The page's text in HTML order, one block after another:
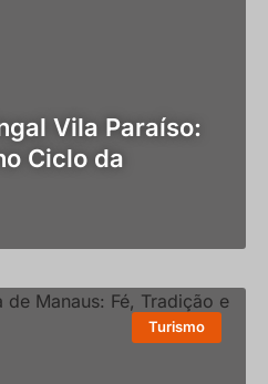
Vila Paraíso:
Ciclo da
Turismo